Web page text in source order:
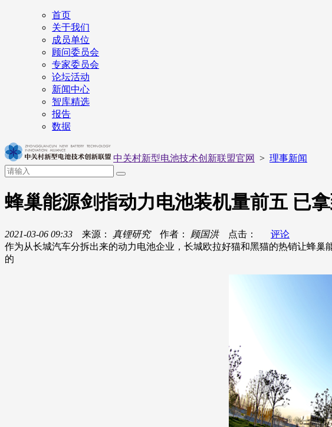
首页
关于我们
成员单位
顾问委员会
专家委员会
论坛活动
新闻中心
智库精选
报告
数据
中关村新型电池技术创新联盟官网 > 理事新闻
蜂巢能源剑指动力电池装机量前五 已
2021-03-06 09:33 来源： 真锂研究作者： 顾国洪点击：
评论
作为从长城汽车分拆出来的动力电池企业，长城欧拉好猫和黑猫的热销让蜂
的